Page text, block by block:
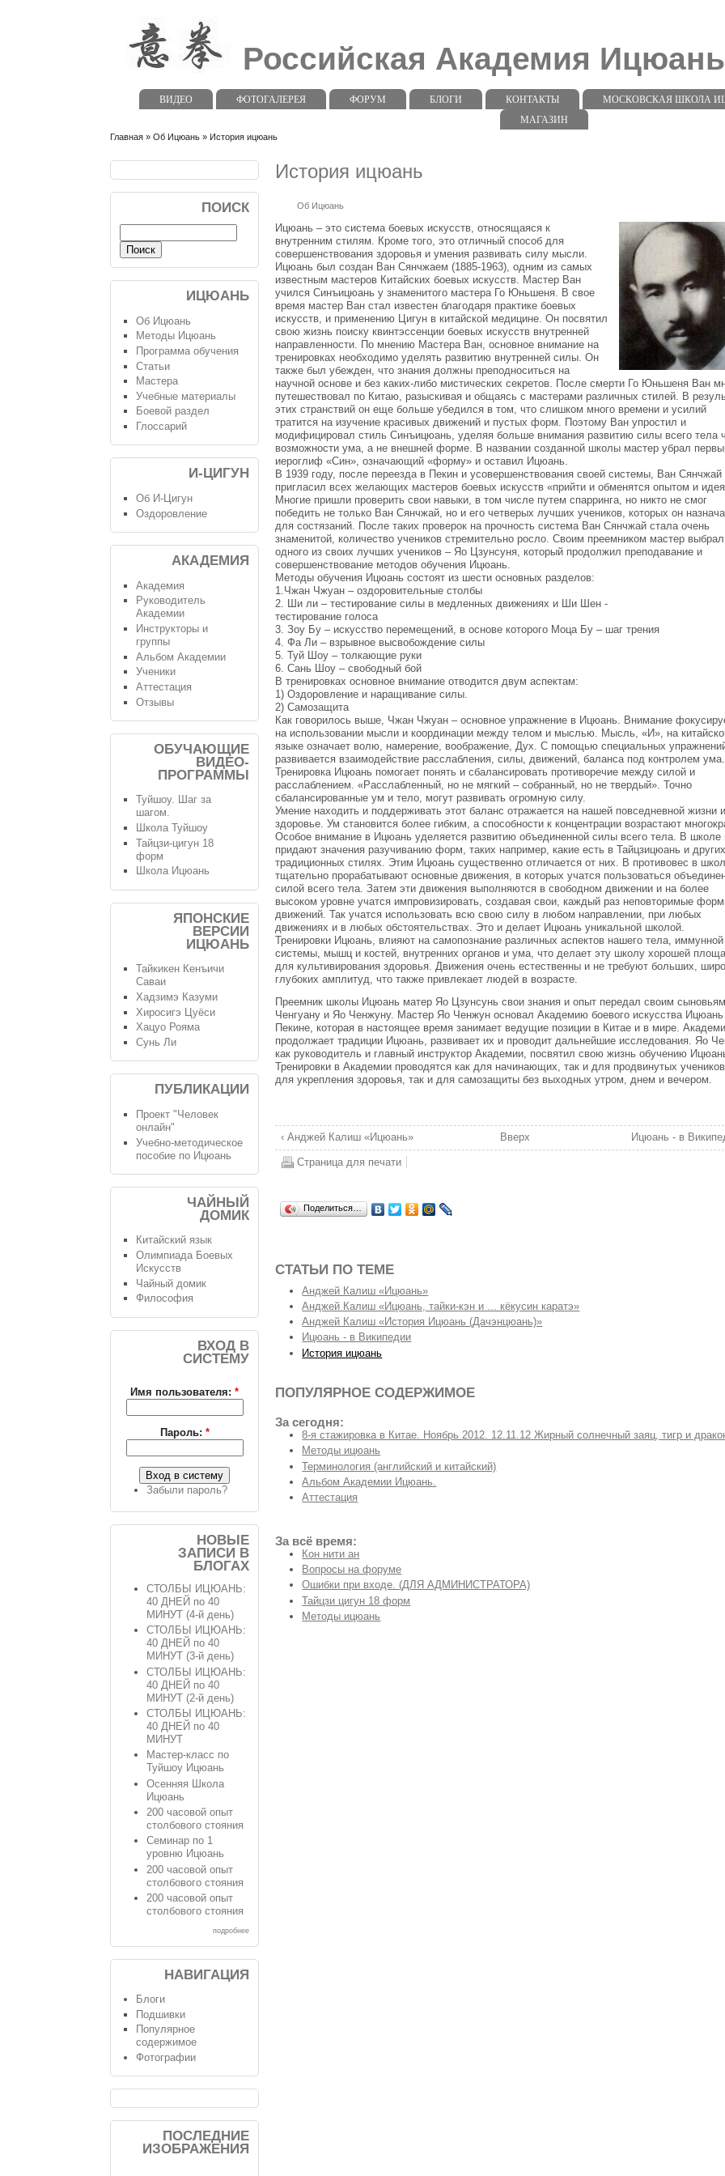
Российская Академия Ицюань
ВИДЕО ФОТОГАЛЕРЕЯ ФОРУМ БЛОГИ КОНТАКТЫ МОСКОВСКАЯ ШКОЛА
МАГАЗИН
Главная »Об Ицюань » История ицюань
История ицюань
Об Ицюань
Ицюань – это система боевых искусств, относящаяся к
внутренним стилям. Кроме того, это отличный способ для
совершенствования здоровья и умения развивать силу мысли.
Ицюань был создан Ван Сянчжаем (1885-1963), одним из самых
известным мастеров Китайских боевых искусств. Мастер Ван
учился Синъицюань у знаменитого мастера Го Юньшеня. В свое
время мастер Ван стал известен благодаря практике боевых
искусств, и применению Цигун в китайской медицине. Он посвятил
свою жизнь поиску квинтэссенции боевых искусств внутренней
направленности. По мнению Мастера Ван, основное внимание на
тренировках необходимо уделять развитию внутренней силы. Он
также был убежден, что знания должны преподноситься на
научной основе и без каких-либо мистических секретов. После смерти Го Юньшеня Ван
путешествовал по Китаю, разыскивая и общаясь с мастерами различных стилей. В
этих странствий он еще больше убедился в том, что слишком много времени и усилий
тратится на изучение красивых движений и пустых форм. Поэтому Ван упростил и
модифицировал стиль Синъицюань, уделяя больше внимания развитию силы всего тела
возможности ума, а не внешней форме. В названии созданной школы мастер убрал
иероглиф «Син», означающий «форму» и оставил Ицюань.
В 1939 году, после переезда в Пекин и усовершенствования своей системы, Ван Сянчжай
пригласил всех желающих мастеров боевых искусств «прийти и обменятся опытом и
Многие пришли проверить свои навыки, в том числе путем спарринга, но никто не смог
победить не только Ван Сянчжай, но и его четверых лучших учеников, которых он
для состязаний. После таких проверок на прочность система Ван Сянчжай стала очень
знаменитой, количество учеников стремительно росло. Своим преемником мастер выбрал
одного из своих лучших учеников – Яо Цзунсуня, который продолжил преподавание и
совершенствование методов обучения Ицюань.
Методы обучения Ицюань состоят из шести основных разделов:
1.Чжан Чжуан – оздоровительные столбы
2. Ши ли – тестирование силы в медленных движениях и Ши Шен -
тестирование голоса
3. Зоу Бу – искусство перемещений, в основе которого Моца Бу – шаг трения
4. Фа Ли – взрывное высвобождение силы
5. Туй Шоу – толкающие руки
6. Сань Шоу – свободный бой
В тренировках основное внимание отводится двум аспектам:
1) Оздоровление и наращивание силы.
2) Самозащита
Как говорилось выше, Чжан Чжуан – основное упражнение в Ицюань. Внимание
на использовании мысли и координации между телом и мыслью. Мысль, «И», на
языке означает волю, намерение, воображение, Дух. С помощью специальных
развивается взаимодействие расслабления, силы, движений, баланса под контролем ума.
Тренировка Ицюань помогает понять и сбалансировать противоречие между силой и
расслаблением. «Расслабленный, но не мягкий – собранный, но не твердый». Точно
сбалансированные ум и тело, могут развивать огромную силу.
Умение находить и поддерживать этот баланс отражается на нашей повседневной жизни и
здоровье. Ум становится более гибким, а способности к концентрации возрастают
Особое внимание в Ицюань уделяется развитию объединенной силы всего тела. В школе
придают значения разучиванию форм, таких например, какие есть в Тайцзицюань и других
традиционных стилях. Этим Ицюань существенно отличается от них. В противовес в
тщательно прорабатывают основные движения, в которых учатся пользоваться
силой всего тела. Затем эти движения выполняются в свободном движении и на более
высоком уровне учатся импровизировать, создавая свои, каждый раз неповторимые
движений. Так учатся использовать всю свою силу в любом направлении, при любых
движениях и в любых обстоятельствах. Это и делает Ицюань уникальной школой.
Тренировки Ицюань, влияют на самопознание различных аспектов нашего тела, иммунной
системы, мышц и костей, внутренних органов и ума, что делает эту школу хорошей
для культивирования здоровья. Движения очень естественны и не требуют больших,
глубоких амплитуд, что также привлекает людей в возрасте.
Преемник школы Ицюань матер Яо Цзунсунь свои знания и опыт передал своим
Ченгуану и Яо Ченжуну. Мастер Яо Ченжун основал Академию боевого искусства
Пекине, которая в настоящее время занимает ведущие позиции в Китае и в мире.
продолжает традиции Ицюань, развивает их и проводит дальнейшие исследования. Яо
как руководитель и главный инструктор Академии, посвятил свою жизнь обучению
Тренировки в Академии проводятся как для начинающих, так и для продвинутых
для укрепления здоровья, так и для самозащиты без выходных утром, днем и вечером.
‹ Анджей Калиш «Ицюань» Вверх Ицюань - в
Страница для печати
Поделиться…
СТАТЬИ ПО ТЕМЕ
Анджей Калиш «Ицюань»
Анджей Калиш «Ицюань, тайки-кэн и ... кёкусин каратэ»
Анджей Калиш «История Ицюань (Дачэнцюань)»
Ицюань - в Википедии
История ицюань
ПОПУЛЯРНОЕ СОДЕРЖИМОЕ
За сегодня:
8-я стажировка в Китае. Ноябрь 2012. 12.11.12 Жирный солнечный заяц, тигр и
Методы ицюань
Терминология (английский и китайский)
Альбом Академии Ицюань.
Аттестация
За всё время:
Кон нити ан
Вопросы на форуме
Ошибки при входе. (ДЛЯ АДМИНИСТРАТОРА)
Тайцзи цигун 18 форм
Методы ицюань
ПОИСК
ИЦЮАНЬ
Об Ицюань
Методы Ицюань
Программа обучения
Статьи
Мастера
Учебные материалы
Боевой раздел
Глоссарий
И-ЦИГУН
Об И-Цигун
Оздоровление
АКАДЕМИЯ
Академия
Руководитель
Академии
Инструкторы и
группы
Альбом Академии
Ученики
Аттестация
Отзывы
ОБУЧАЮЩИЕ
ВИДЕО-
ПРОГРАММЫ
Туйшоу. Шаг за
шагом.
Школа Туйшоу
Тайцзи-цигун 18
форм
Школа Ицюань
ЯПОНСКИЕ
ВЕРСИИ
ИЦЮАНЬ
Тайкикен Кенъичи
Саваи
Хадзимэ Казуми
Хиросигэ Цуёси
Хацуо Рояма
Сунь Ли
ПУБЛИКАЦИИ
Проект "Человек
онлайн"
Учебно-методическое
пособие по Ицюань
ЧАЙНЫЙ
ДОМИК
Китайский язык
Олимпиада Боевых
Искусств
Чайный домик
Философия
ВХОД В
СИСТЕМУ
Имя пользователя:*
Пароль: *
Забыли пароль?
НОВЫЕ
ЗАПИСИ В
БЛОГАХ
СТОЛБЫ ИЦЮАНЬ:
40 ДНЕЙ по 40
МИНУТ (4-й день)
СТОЛБЫ ИЦЮАНЬ:
40 ДНЕЙ по 40
МИНУТ (3-й день)
СТОЛБЫ ИЦЮАНЬ:
40 ДНЕЙ по 40
МИНУТ (2-й день)
СТОЛБЫ ИЦЮАНЬ:
40 ДНЕЙ по 40
МИНУТ
Мастер-класс по
Туйшоу Ицюань
Осенняя Школа
Ицюань
200 часовой опыт
столбового стояния
Семинар по 1
уровню Ицюань
200 часовой опыт
столбового стояния
200 часовой опыт
столбового стояния
подробнее
НАВИГАЦИЯ
Блоги
Подшивки
Популярное
содержимое
Фотографии
ПОСЛЕДНИЕ
ИЗОБРАЖЕНИЯ